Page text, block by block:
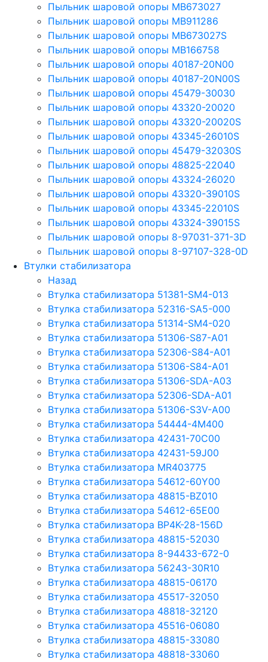
Пыльник шаровой опоры MB673027
Пыльник шаровой опоры MB911286
Пыльник шаровой опоры MB673027S
Пыльник шаровой опоры MB166758
Пыльник шаровой опоры 40187-20N00
Пыльник шаровой опоры 40187-20N00S
Пыльник шаровой опоры 45479-30030
Пыльник шаровой опоры 43320-20020
Пыльник шаровой опоры 43320-20020S
Пыльник шаровой опоры 43345-26010S
Пыльник шаровой опоры 45479-32030S
Пыльник шаровой опоры 48825-22040
Пыльник шаровой опоры 43324-26020
Пыльник шаровой опоры 43320-39010S
Пыльник шаровой опоры 43345-22010S
Пыльник шаровой опоры 43324-39015S
Пыльник шаровой опоры 8-97031-371-3D
Пыльник шаровой опоры 8-97107-328-0D
Втулки стабилизатора
Назад
Втулка стабилизатора 51381-SM4-013
Втулка стабилизатора 52316-SA5-000
Втулка стабилизатора 51314-SM4-020
Втулка стабилизатора 51306-S87-A01
Втулка стабилизатора 52306-S84-A01
Втулка стабилизатора 51306-S84-A01
Втулка стабилизатора 51306-SDA-A03
Втулка стабилизатора 52306-SDA-A01
Втулка стабилизатора 51306-S3V-A00
Втулка стабилизатора 54444-4M400
Втулка стабилизатора 42431-70С00
Втулка стабилизатора 42431-59J00
Втулка стабилизатора MR403775
Втулка стабилизатора 54612-60Y00
Втулка стабилизатора 48815-BZ010
Втулка стабилизатора 54612-65Е00
Втулка стабилизатора BP4K-28-156D
Втулка стабилизатора 48815-52030
Втулка стабилизатора 8-94433-672-0
Втулка стабилизатора 56243-30R10
Втулка стабилизатора 48815-06170
Втулка стабилизатора 45517-32050
Втулка стабилизатора 48818-32120
Втулка стабилизатора 45516-06080
Втулка стабилизатора 48815-33080
Втулка стабилизатора 48818-33060